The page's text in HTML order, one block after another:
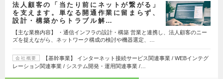
法人顧客の「当たり前にネットが繋がる」
を支えます。単なる開通作業に留まらず、
設計・構築からトラブル解…
【主な業務内容】 ・通信インフラの設計・構築 営業と連携し、法人顧客のニー
ズを捉えながら、ネットワーク構成の検討や機器選定、…
会社概要
【基幹事業】 インターネット接続サービス関連事業 / WEBインテグ
レーション関連事業 / システム開発・運用関連事業 /…